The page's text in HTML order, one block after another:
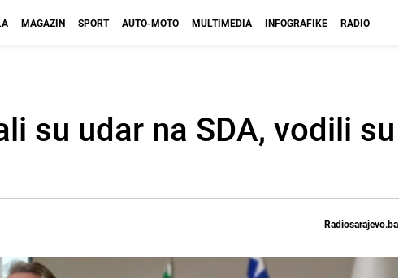
MAGAZIN SPORT AUTO-MOTO MULTIMEDIA INFOGRAFIKE RADIO
su udar na SDA, vodili su
Radiosarajevo.ba